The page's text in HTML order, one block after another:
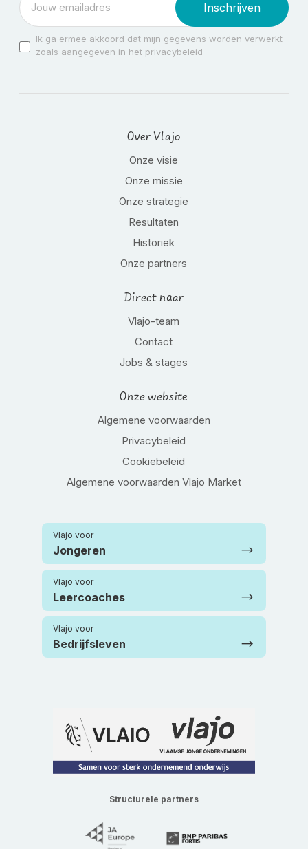
Inschrijven
Ik ga ermee akkoord dat mijn gegevens worden verwerkt
zoals aangegeven in het privacybeleid
Over Vlajo
Onze visie
Onze missie
Onze strategie
Resultaten
Historiek
Onze partners
Direct naar
Vlajo-team
Contact
Jobs & stages
Onze website
Algemene voorwaarden
Privacybeleid
Cookiebeleid
Algemene voorwaarden Vlajo Market
Vlajo voor
Jongeren
Vlajo voor
Leercoaches
Vlajo voor
Bedrijfsleven
Structurele partners